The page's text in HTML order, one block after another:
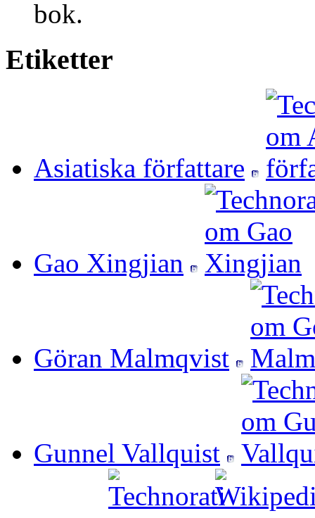
bok.
Etiketter
Asiatiska författare
Gao Xingjian
Göran Malmqvist
Gunnel Vallquist